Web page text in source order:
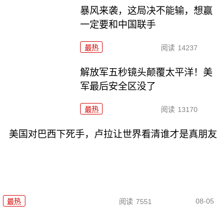
暴风来袭，这局决不能输，想赢
一定要和中国联手
最热 阅读 14237
解放军五秒镜头颠覆太平洋！美
军最后安全区没了
最热 阅读 13170
美国对巴西下死手，卢拉让世界看清谁才是真朋友
最热 阅读 7551 08-05